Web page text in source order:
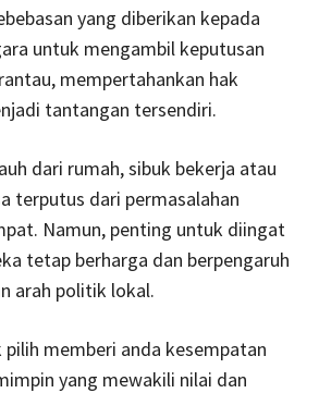
yang diberikan kepada
untuk mengambil keputusan
mempertahankan hak
tantangan tersendiri.
dari rumah, sibuk bekerja atau
terputus dari permasalahan
Namun, penting untuk diingat
tetap berharga dan berpengaruh
arah politik lokal.
pilih memberi anda kesempatan
yang mewakili nilai dan